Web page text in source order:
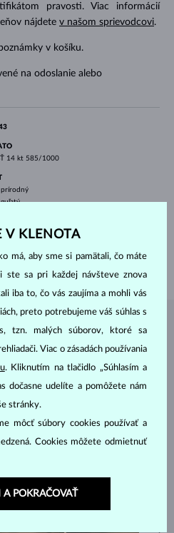
pravosti. Viac informácií
nájdete v našom sprievodcovi.
v košíku.
na odoslanie alebo
14 kt 585/1000
prírodný
guľatý
KLENOTA
V KLENOTA
má, aby sme si pamätali, čo máte
ste sa pri každej návšteve znova
iba to, čo vás zaujíma a mohli vás
preto potrebujeme váš súhlas s
tzn. malých súborov, ktoré sa
Viac o zásadách používania
. Kliknutím na tlačidlo „Súhlasím a
dočasne udelíte a pomôžete nám
stránky.
môcť súbory cookies používať a
Cookies môžete odmietnuť
POKRAČOVAŤ